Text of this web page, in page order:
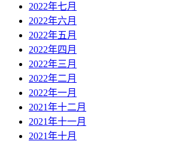
2022年七月
2022年六月
2022年五月
2022年四月
2022年三月
2022年二月
2022年一月
2021年十二月
2021年十一月
2021年十月